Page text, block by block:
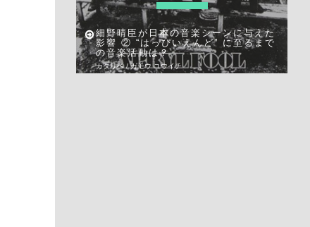
細野晴臣が日本の音楽シーンに与えた
影響 ② “はっぴいえんど” に至るまで
の音楽活動は？
カタリベ / ガモウ ユウイチ